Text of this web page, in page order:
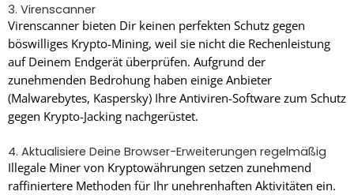
3. Virenscanner
Virenscanner bieten Dir keinen perfekten Schutz gegen
böswilliges Krypto-Mining, weil sie nicht die Rechenleistung
auf Deinem Endgerät überprüfen. Aufgrund der
zunehmenden Bedrohung haben einige Anbieter
(Malwarebytes, Kaspersky) Ihre Antiviren-Software zum Schutz
gegen Krypto-Jacking nachgerüstet.
4. Aktualisiere Deine Browser-Erweiterungen regelmäßig
Illegale Miner von Kryptowährungen setzen zunehmend
raffiniertere Methoden für Ihr unehrenhaften Aktivitäten ein.